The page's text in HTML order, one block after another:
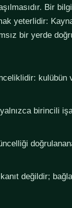
Bir
yeterlidir:
bir yerde
kulübün
birincili
değildir;